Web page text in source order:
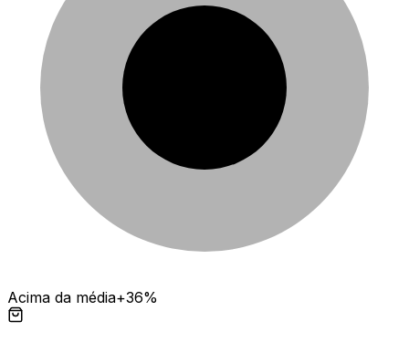
Acima da média+36%